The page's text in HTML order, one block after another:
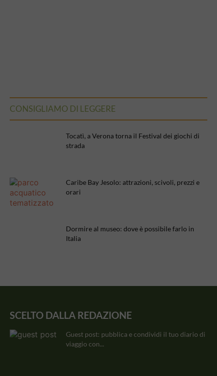
CONSIGLIAMO DI LEGGERE
Tocatì, a Verona torna il Festival dei giochi di
strada
Caribe Bay Jesolo: attrazioni, scivoli, prezzi e
orari
Dormire al museo: dove è possibile farlo in
Italia
SCELTO DALLA REDAZIONE
Guest post: pubblica e condividi il tuo diario di
viaggio con...